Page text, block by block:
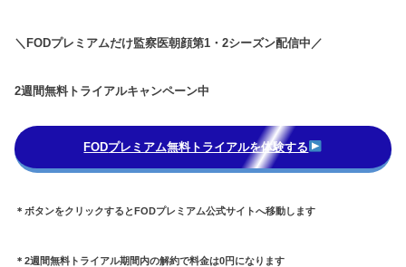
＼ FODプレミアムだけ監察医朝顔第1 ・2シーズン配信中／
2週間無料トライアルキャンペーン中
FODプレミアム無料トライアルを体験する
＊ボタンをクリックすると FODプレミアム公式サイトへ移動します
＊2週間無料トライアル期間内の解約で料金は0円になります